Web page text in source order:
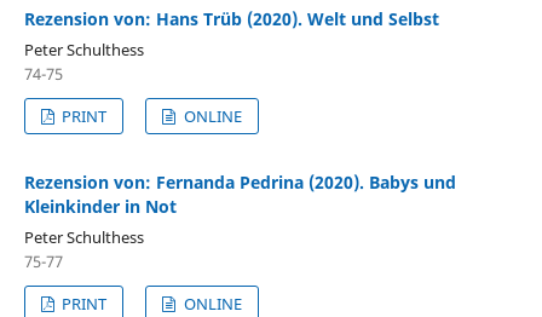
Rezension von: Hans Trüb (2020). Welt und Selbst
Peter Schulthess
74-75
PRINT
ONLINE
Rezension von: Fernanda Pedrina (2020). Babys und
Kleinkinder in Not
Peter Schulthess
75-77
PRINT
ONLINE